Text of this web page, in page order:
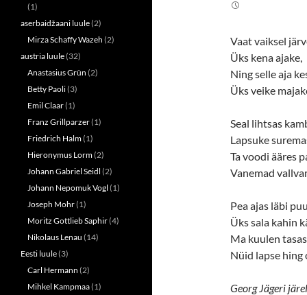
(
O
p
e
n
s
i
e
w
i
n
d
o
w
k
(
O
p
e
n
s
e
w
i
n
d
o
Vaat vaiksel
Üks kena ajake,
Ning selle aja
Üks veike
Seal lihtsas
Lapsuke
Ta voodi ääres
Vanemad
Pea ajas läbi
Üks sala kahin
Ma kuulen
Nüid lapse hing
Georg Jägeri
(1)
aserbaidžaani luule(2)
Mirza Schaffy Wazeh (2)
austria luule(32)
Anastasius Grün (2)
Betty Paoli(3)
Emil Claar(1)
Franz Grillparzer(1)
Friedrich Halm(1)
Hieronymus Lorm(2)
Johann Gabriel Seidl (2)
Johann Nepomuk Vogl (1)
Joseph Mohr(1)
Moritz Gottlieb Saphir(4)
Nikolaus Lenau (14)
Eesti luule(3)
Carl Hermann (2)
Mihkel Kampmaa(1)